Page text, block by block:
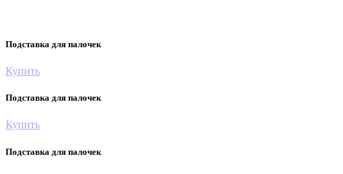
Подставка для палочек
Купить
Подставка для палочек
Купить
Подставка для палочек